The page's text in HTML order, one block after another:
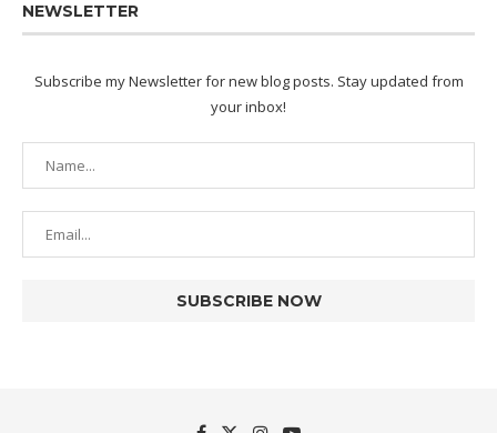
NEWSLETTER
Subscribe my Newsletter for new blog posts. Stay updated from
your inbox!